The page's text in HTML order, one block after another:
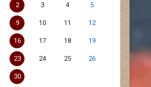
2 3 4 5
9 10 11 12
16 17 18 19
23 24 25 26
30